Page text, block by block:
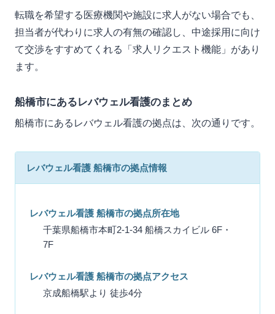
転職を希望する医療機関や施設に求人がない場合でも、
担当者が代わりに求人の有無の確認し、中途採用に向け
て交渉をすすめてくれる「求人リクエスト機能」があり
ます。
船橋市にあるレバウェル看護のまとめ
船橋市にあるレバウェル看護の拠点は、次の通りです。
レバウェル看護 船橋市の拠点情報
レバウェル看護 船橋市の拠点所在地
千葉県船橋市本町2-1-34 船橋スカイビル 6F・
7F
レバウェル看護 船橋市の拠点アクセス
京成船橋駅より 徒歩4分